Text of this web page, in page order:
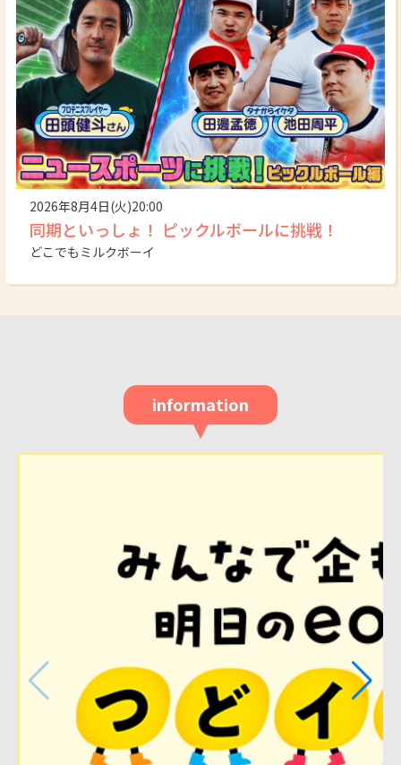
2026年8月4日(火)20:00
同期といっしょ！ ピックルボールに挑戦！
どこでもミルクボーイ
information